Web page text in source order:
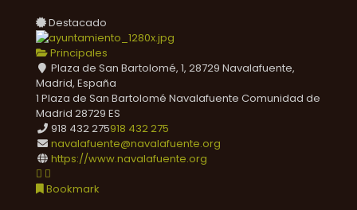
Destacado
Principales
Plaza de San Bartolomé, 1, 28729 Navalafuente,
Madrid, España
1 Plaza de San Bartolomé Navalafuente Comunidad de
Madrid 28729 ES
918 432 275918 432 275
navalafuente@navalafuente.org
https://www.navalafuente.org
Bookmark